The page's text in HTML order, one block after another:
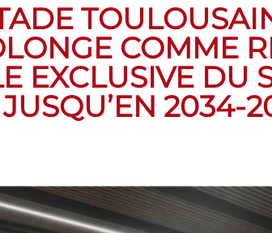
COMME
EXCLUSIVE DU
2034-